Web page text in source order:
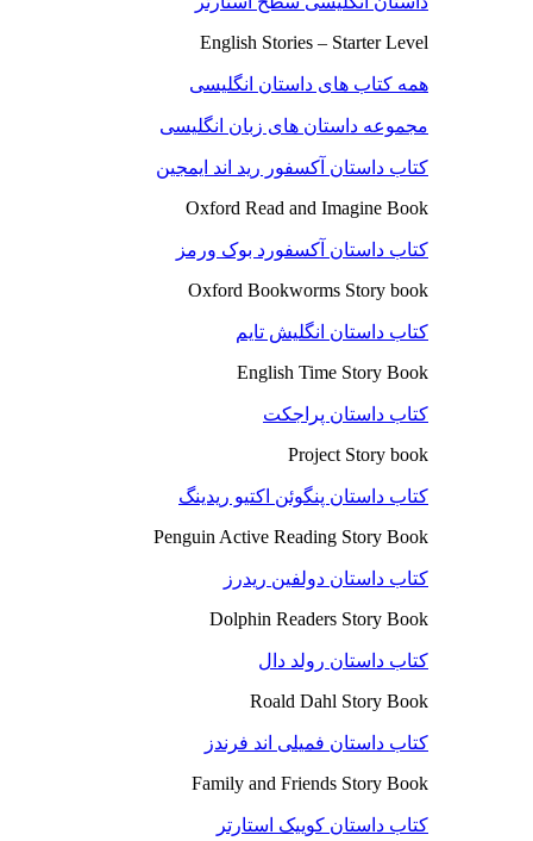
English Stories – Starter Level
همه کتاب های داستان انگلیسی
مجموعه داستان های زبان انگلیسی
کتاب داستان آکسفور رید اند ایمجین
Oxford Read and Imagine Book
کتاب داستان آکسفورد بوک ورمز
Oxford Bookworms Story book
کتاب داستان انگلیش تایم
English Time Story Book
کتاب داستان پراجکت
Project Story book
کتاب داستان پنگوئن اکتیو ریدینگ
Penguin Active Reading Story Book
کتاب داستان دولفین ریدرز
Dolphin Readers Story Book
کتاب داستان رولد دال
Roald Dahl Story Book
کتاب داستان فمیلی اند فرندز
Family and Friends Story Book
کتاب داستان کوییک استارتر